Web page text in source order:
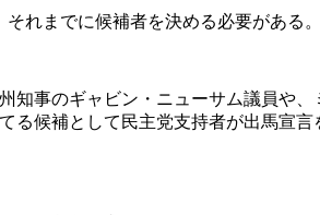
れまでに候補者を決める必要がある。
事のギャビン・ニューサム議員や
候補として民主党支持者が出馬宣